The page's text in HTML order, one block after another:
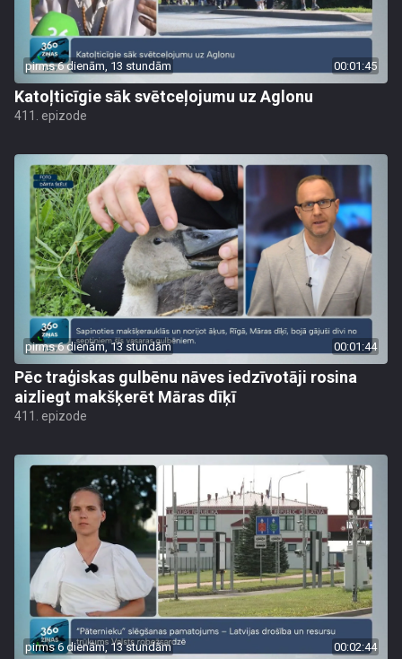
pirms 6 dienām, 13 stundām 00:01:45
Katoļticīgie sāk svētceļojumu uz Aglonu
411. epizode
pirms 6 dienām, 13 stundām 00:01:44
Pēc traģiskas gulbēnu nāves iedzīvotāji rosina
aizliegt makšķerēt Māras dīķī
411. epizode
pirms 6 dienām, 13 stundām 00:02:44